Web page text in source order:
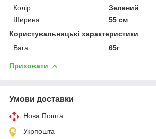
Колір
Зелений
Ширина
55 см
Користувальницькі характеристики
Вага
65г
Приховати
Умови доставки
Нова Пошта
Укрпошта